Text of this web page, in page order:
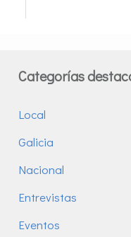
Categorías
Local
Galicia
Nacional
Entrevistas
Eventos